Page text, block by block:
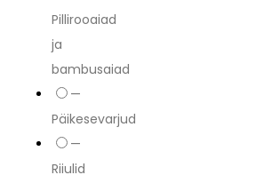
Pillirooaiad
ja
bambusaiad
—
Päikesevarjud
—
Riiulid